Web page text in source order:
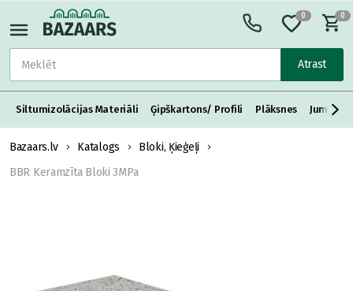
Atrast
0 0
Siltumizolācijas Materiāli Ģipškartons/ Profili Plāksnes Jumta
Bazaars.lv Katalogs
Bloki, Ķieģeļi
BBR Keramzīta Bloki 3MPa